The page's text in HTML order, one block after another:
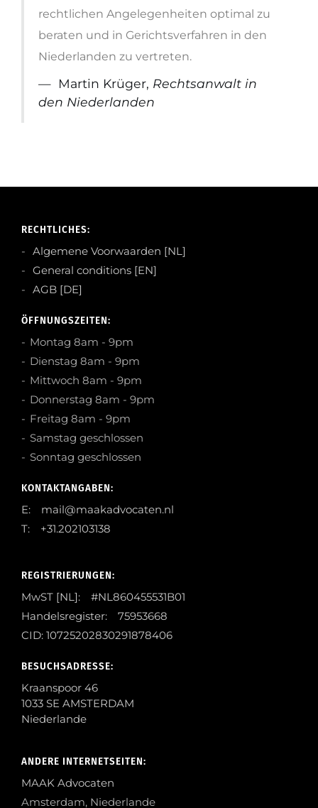
rechtlichen Angelegenheiten optimal zu
beraten und in Gerichtsverfahren in den
Niederlanden zu vertreten.
Martin Krüger, Rechtsanwalt in
den Niederlanden
RECHTLICHES:
Algemene Voorwaarden [NL]
General conditions [EN]
AGB [DE]
ÖFFNUNGSZEITEN:
Montag 8am - 9pm
Dienstag 8am - 9pm
Mittwoch 8am - 9pm
Donnerstag 8am - 9pm
Freitag 8am - 9pm
Samstag geschlossen
Sonntag geschlossen
KONTAKTANGABEN:
E: mail@maakadvocaten.nl
T: +31.202103138
REGISTRIERUNGEN:
MwST [NL]: #NL860455531B01
Handelsregister: 75953668
CID: 10725202830291878406
BESUCHSADRESSE:
Kraanspoor 46
1033 SE AMSTERDAM
Niederlande
ANDERE INTERNETSEITEN:
MAAK Advocaten
Amsterdam, Niederlande